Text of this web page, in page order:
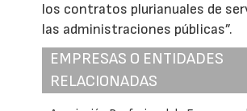
los contratos plurianuales de
las administraciones públicas”.
EMPRESAS O ENTIDADES
RELACIONADAS